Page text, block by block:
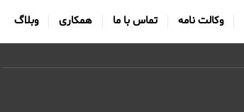
وکالت نامه تماس با ما همکاری وبلاگ